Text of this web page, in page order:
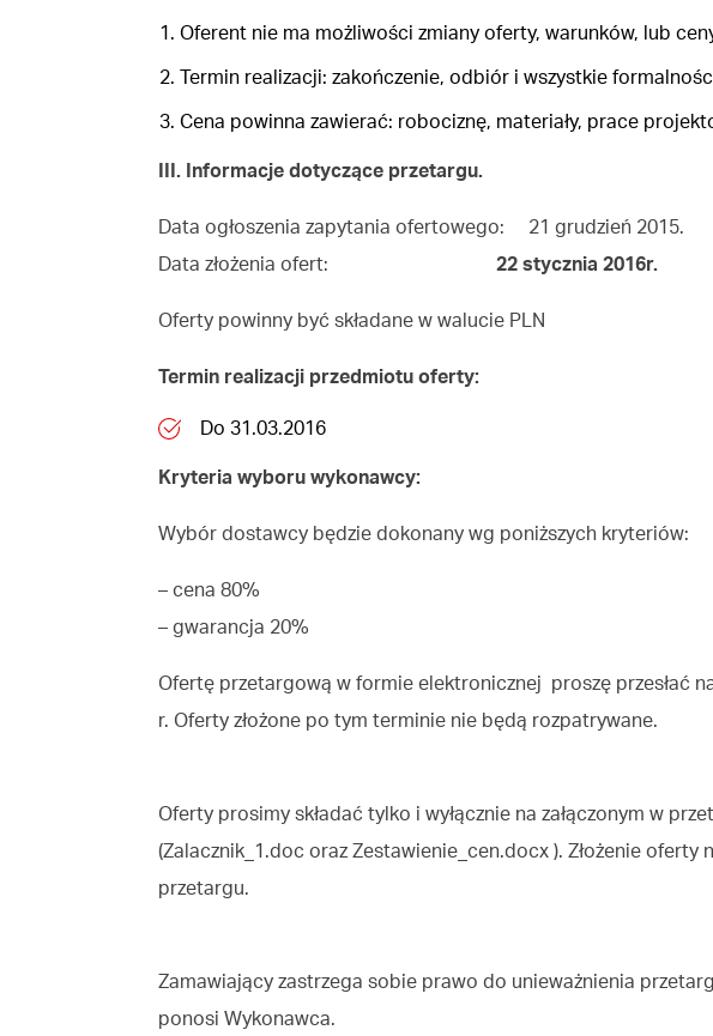
Oferent nie ma możliwości zmiany oferty, warunków, lub
Termin realizacji: zakończenie, odbiór i wszystkie
Cena powinna zawierać: robociznę, materiały, prace
III. Informacje dotyczące przetargu.
Data ogłoszenia zapytania ofertowego: 21 grudzień 2015.
Data złożenia ofert:
22 stycznia 2016r.
Oferty powinny być składane w walucie PLN
Termin realizacji przedmiotu oferty:
Do 31.03.2016
Kryteria wyboru wykonawcy:
Wybór dostawcy będzie dokonany wg poniższych kryteriów:
– cena 80%
– gwarancja 20%
Ofertę przetargową w formie elektronicznej proszę przesłać
r. Oferty złożone po tym terminie nie będą rozpatrywane.
Oferty prosimy składać tylko i wyłącznie na załączonym w
(Zalacznik_1.doc oraz Zestawienie_cen.docx ). Złożenie
przetargu.
Zamawiający zastrzega sobie prawo do unieważnienia
ponosi Wykonawca.